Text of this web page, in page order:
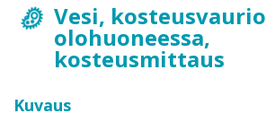
Vesi, kosteusvaurio
olohuoneessa,
kosteusmittaus
Kuvaus